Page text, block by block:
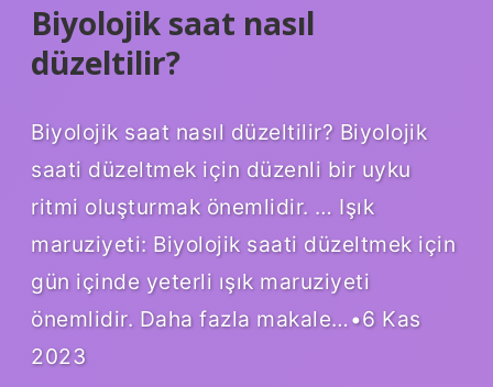
Biyolojik saat nasıl
düzeltilir?
Biyolojik saat nasıl düzeltilir? Biyolojik
saati düzeltmek için düzenli bir uyku
ritmi oluşturmak önemlidir. … Işık
maruziyeti: Biyolojik saati düzeltmek için
gün içinde yeterli ışık maruziyeti
önemlidir. Daha fazla makale…•6 Kas
2023